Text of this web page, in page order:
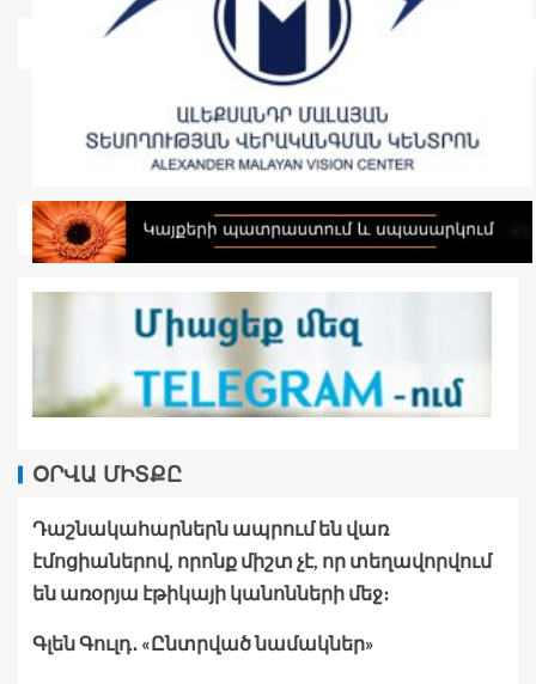
ՕՐՎԱ ՄԻՏՔԸ
Դաշնակահարներն ապրում են վառ
էմոցիաներով, որոնք միշտ չէ, որ տեղավորվում
են առօրյա էթիկայի կանոնների մեջ։
Գլեն Գուլդ․ «Ընտրված նամակներ»